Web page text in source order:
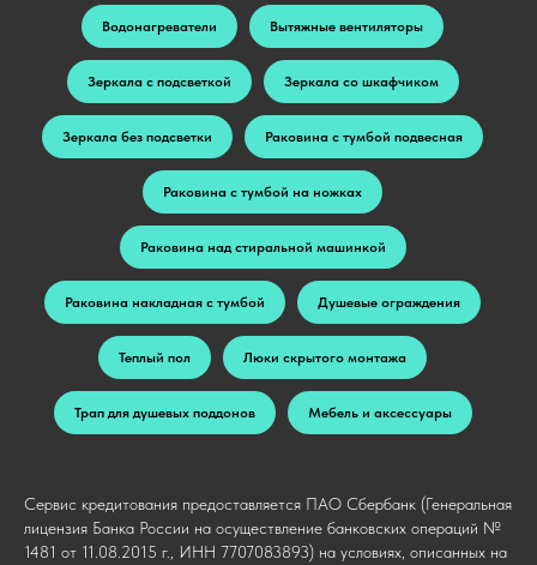
Водонагреватели Вытяжные вентиляторы
Зеркала с подсветкой Зеркала со шкафчиком
Зеркала без подсветки Раковина с тумбой подвесная
Раковина с тумбой на ножках
Раковина над стиральной машинкой
Раковина накладная с тумбой Душевые ограждения
Теплый пол Люки скрытого монтажа
Трап для душевых поддонов Мебель и аксессуары
Сервис кредитования предоставляется ПАО Сбербанк (Генеральная
лицензия Банка России на осуществление банковских операций №
1481 от 11.08.2015 г., ИНН 7707083893) на условиях, описанных на